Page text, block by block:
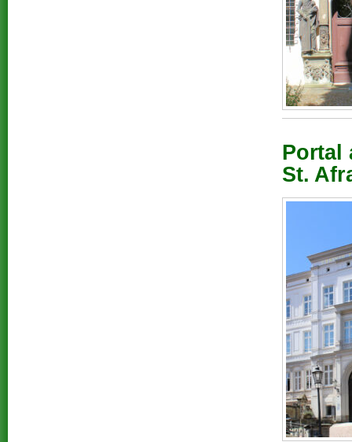
Portal
St.